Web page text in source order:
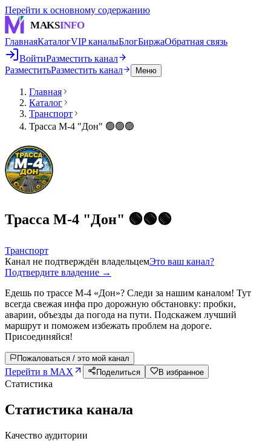
Перейти к основному содержанию
MAKSINFO
ГлавнаяКаталогVIP каналыБлогБиржаОбратная связь
ВойтиРазместить канал
РазместитьРазместить канал Меню
Главная
Каталог
Транспорт
Трасса М-4 "Дон" 🟢🟢🟢
Трасса М-4 "Дон" 🟢🟢🟢
Транспорт
Канал не подтверждён владельцемЭто ваш канал?
Подтвердите владение →
Едешь по трассе М-4 «Дон»? Следи за нашим каналом! Тут
всегда свежая инфа про дорожную обстановку: пробки,
аварии, объезды да погода на пути. Подскажем лучший
маршрут и поможем избежать проблем на дороге.
Присоединяйся!
Пожаловаться / это мой канал
Перейти в MAX Поделиться В избранное
Статистика
Статистика канала
Качество аудитории